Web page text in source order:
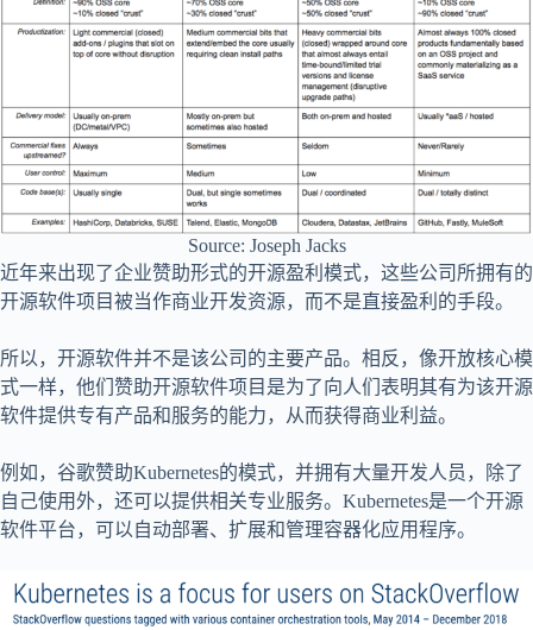
Source: Joseph Jacks
近年来出现了企业赞助形式的开源盈利模式，这些公司所拥有的
开源软件项目被当作商业开发资源，而不是直接盈利的手段。
所以，开源软件并不是该公司的主要产品。相反，像开放核心模
式一样，他们赞助开源软件项目是为了向人们表明其有为该开源
软件提供专有产品和服务的能力，从而获得商业利益。
例如，谷歌赞助Kubernetes的模式，并拥有大量开发人员，除了
自己使用外，还可以提供相关专业服务。Kubernetes是一个开源
软件平台，可以自动部署、扩展和管理容器化应用程序。